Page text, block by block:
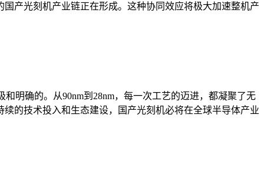
产光刻机产业链正在形成。这种协同效应将极大加速整机产
明确的。从90nm到28nm，每一次工艺的迈进，都凝聚了无
的技术投入和生态建设，国产光刻机必将在全球半导体产业